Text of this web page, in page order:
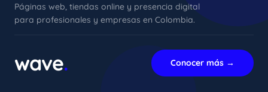
Páginas web, tiendas online y presencia digital
para profesionales y empresas en Colombia.
wave. Conocer más →
xImenA